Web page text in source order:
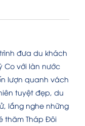
đưa du khách
Co với làn nước
lượn quanh vách
tuyệt đẹp, du
lắng nghe những
thăm Tháp Đôi